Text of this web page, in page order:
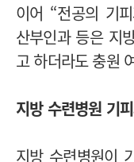
이어 “전공의 기
산부인과 등은 지
고 하더라도 충원
지방 수련병원 기
지방 수련병원이